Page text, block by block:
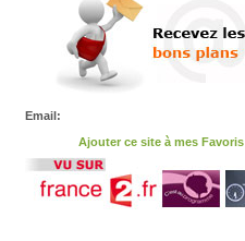
Email:
Ajouter ce site à mes Favoris